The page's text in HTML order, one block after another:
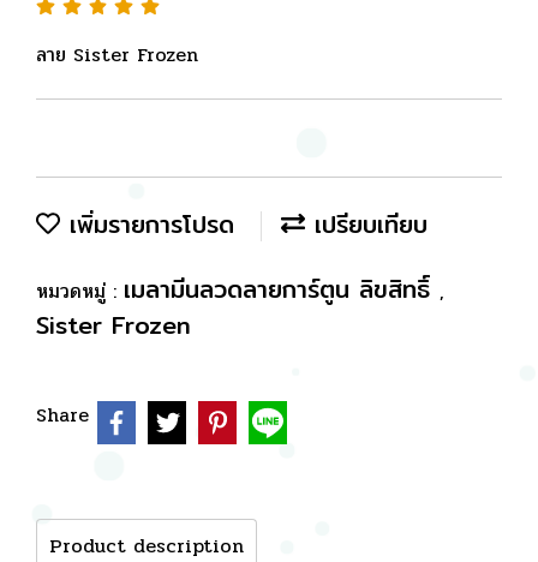
ลาย Sister Frozen
เพิ่มรายการโปรด เปรียบเทียบ
หมวดหมู่ : เมลามีนลวดลายการ์ตูน ลิขสิทธิ์ ,
Sister Frozen
Share
Product description